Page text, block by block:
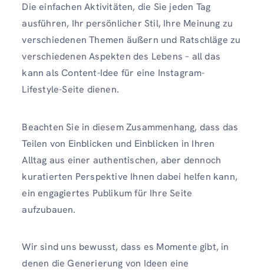
Die einfachen Aktivitäten, die Sie jeden Tag
ausführen, Ihr persönlicher Stil, Ihre Meinung zu
verschiedenen Themen äußern und Ratschläge zu
verschiedenen Aspekten des Lebens – all das
kann als Content-Idee für eine Instagram-
Lifestyle-Seite dienen.
Beachten Sie in diesem Zusammenhang, dass das
Teilen von Einblicken und Einblicken in Ihren
Alltag aus einer authentischen, aber dennoch
kuratierten Perspektive Ihnen dabei helfen kann,
ein engagiertes Publikum für Ihre Seite
aufzubauen.
Wir sind uns bewusst, dass es Momente gibt, in
denen die Generierung von Ideen eine